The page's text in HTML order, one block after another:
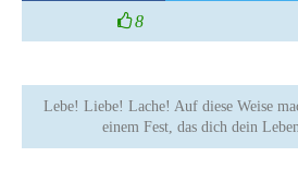
8
Lebe! Liebe! Lache! Auf diese Weise
einem Fest, das dich dein